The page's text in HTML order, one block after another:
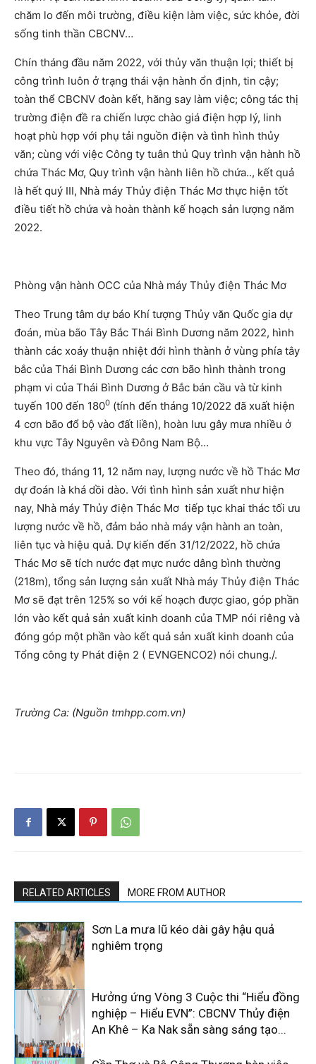
chăm lo đến môi trường, điều kiện làm việc, sức khỏe, đời
sống tinh thần CBCNV…
Chín tháng đầu năm 2022, với thủy văn thuận lợi; thiết bị
công trình luôn ở trạng thái vận hành ổn định, tin cậy;
toàn thể CBCNV đoàn kết, hăng say làm việc; công tác thị
trường điện đề ra chiến lược chào giá điện hợp lý, linh
hoạt phù hợp với phụ tải nguồn điện và tình hình thủy
văn; cùng với việc Công ty tuân thủ Quy trình vận hành hồ
chứa Thác Mơ, Quy trình vận hành liên hồ chứa.., kết quả
là hết quý III, Nhà máy Thủy điện Thác Mơ thực hiện tốt
điều tiết hồ chứa và hoàn thành kế hoạch sản lượng năm
2022.
Phòng vận hành OCC của Nhà máy Thủy điện Thác Mơ
Theo Trung tâm dự báo Khí tượng Thủy văn Quốc gia dự
đoán, mùa bão Tây Bắc Thái Bình Dương năm 2022, hình
thành các xoáy thuận nhiệt đới hình thành ở vùng phía tây
bắc của Thái Bình Dương các cơn bão hình thành trong
phạm vi của Thái Bình Dương ở Bắc bán cầu và từ kinh
tuyến 100 đến 1800 (tính đến tháng 10/2022 đã xuất hiện
4 cơn bão đổ bộ vào đất liền), hoàn lưu gây mưa nhiều ở
khu vực Tây Nguyên và Đông Nam Bộ…
Theo đó, tháng 11, 12 năm nay, lượng nước về hồ Thác Mơ
dự đoán là khá dồi dào. Với tình hình sản xuất như hiện
nay, Nhà máy Thủy điện Thác Mơ tiếp tục khai thác tối ưu
lượng nước về hồ, đảm bảo nhà máy vận hành an toàn,
liên tục và hiệu quả. Dự kiến đến 31/12/2022, hồ chứa
Thác Mơ sẽ tích nước đạt mực nước dâng bình thường
(218m), tổng sản lượng sản xuất Nhà máy Thủy điện Thác
Mơ sẽ đạt trên 125% so với kế hoạch được giao, góp phần
lớn vào kết quả sản xuất kinh doanh của TMP nói riêng và
đóng góp một phần vào kết quả sản xuất kinh doanh của
Tổng công ty Phát điện 2 ( EVNGENCO2) nói chung./.
Trường Ca: (Nguồn tmhpp.com.vn)
RELATED ARTICLES MORE FROM AUTHOR
Sơn La mưa lũ kéo dài gây hậu quả
nghiêm trọng
Hưởng ứng Vòng 3 Cuộc thi “Hiểu đồng
nghiệp – Hiểu EVN”: CBCNV Thủy điện
An Khê – Ka Nak sẵn sàng sáng tạo...